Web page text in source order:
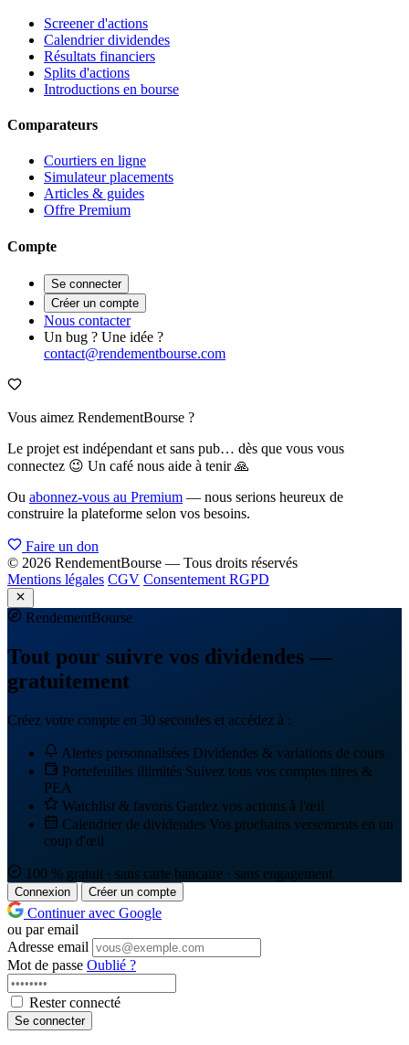
Screener d'actions
Calendrier dividendes
Résultats financiers
Splits d'actions
Introductions en bourse
Comparateurs
Courtiers en ligne
Simulateur placements
Articles & guides
Offre Premium
Compte
Se connecter
Créer un compte
Nous contacter
Un bug ? Une idée ?
contact@rendementbourse.com
Vous aimez RendementBourse ?
Le projet est indépendant et sans pub… dès que vous vous
connectez 😉 Un café nous aide à tenir 🙏
Ou abonnez-vous au Premium — nous serions heureux de
construire la plateforme selon vos besoins.
Faire un don
© 2026 RendementBourse — Tous droits réservés
Mentions légales CGV Consentement RGPD
RendementBourse
Tout pour suivre vos dividendes —
gratuitement
Créez votre compte en 30 secondes et accédez à :
Alertes personnalisées Dividendes & variations de cours
Portefeuilles illimités Suivez tous vos comptes titres &
PEA
Watchlist & favoris Gardez vos actions à l'œil
Calendrier de dividendes Vos prochains versements en un
coup d'œil
100 % gratuit · sans carte bancaire · sans engagement
Connexion Créer un compte
Continuer avec Google
ou par email
Adresse email
Mot de passe Oublié ?
Rester connecté
Se connecter